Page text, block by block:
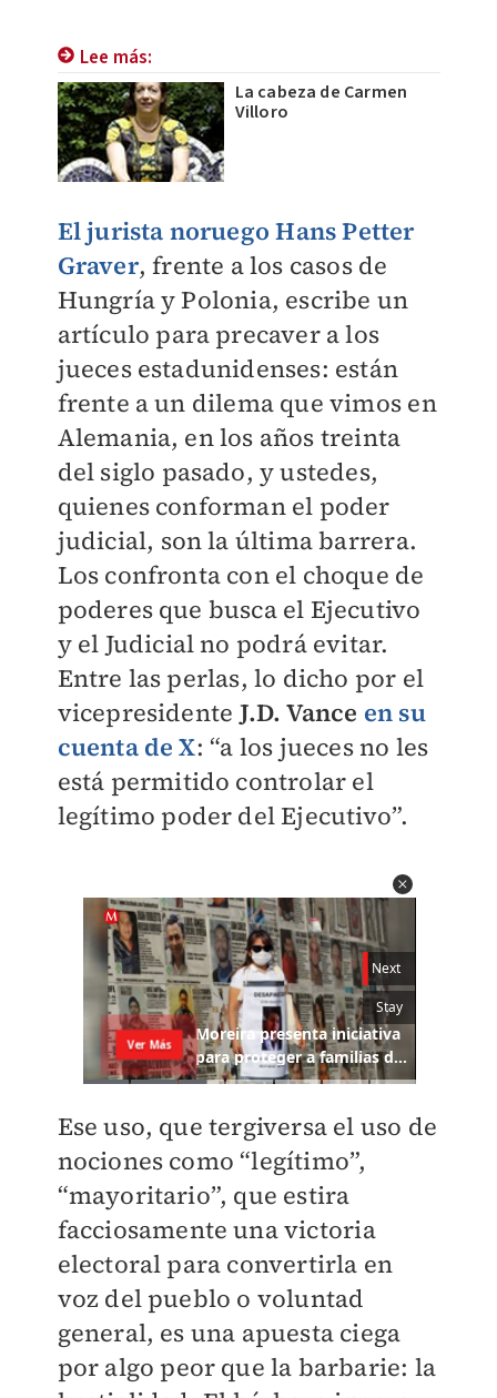
Lee más:
La cabeza de Carmen
Villoro
El jurista noruegoHans Petter
Graver, frente a los casos de
Hungría y Polonia, escribe un
artículo para precaver a los
jueces estadunidenses: están
frente a un dilema que vimos en
Alemania, en los años treinta
del siglo pasado, y ustedes,
quienes conforman el poder
judicial, son la última barrera.
Los confronta con el choque de
poderes que busca el Ejecutivo
y el Judicial no podrá evitar.
Entre las perlas, lo dicho por el
vicepresidente J.D. Vance en su
cuenta de X: “a los jueces no les
está permitido controlar el
legítimo poder del Ejecutivo”.
Ese uso, que tergiversa el uso de
nociones como “legítimo”,
“mayoritario”, que estira
facciosamente una victoria
electoral para convertirla en
voz del pueblo o voluntad
general, es una apuesta ciega
por algo peor que la barbarie: la